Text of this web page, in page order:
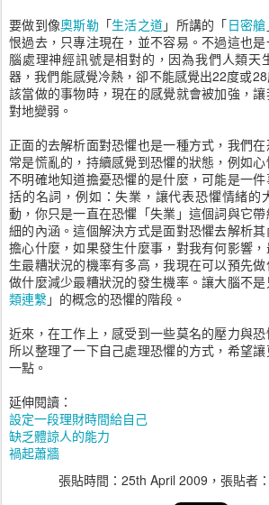
要做到像奧斯勒 「生活之道」所講的「日密艙
恨過去，只專注現在，並不容易。不過這也
腦處理神經訊號是相對的，因為我們人類天
器，我們能感覺冷熱，卻不能感覺出22度或
該當做的事物時，現在的感覺就會被加強，
對地變弱。
正面的去解析面對恐懼也是一種方式，我們
常是慌亂的，持續感覺到恐懼的狀態，例如
不明確地知道擔憂恐懼的是什麼，可能是一
括的名詞，例如：失業，讓代表恐懼情緒的
動，你只是一直在恐懼「失業」這個詞與它
細的內涵。這個解決方式是面對恐懼去解析
擔心什麼，如果發生什麼事，對我有何影響
生最糟狀況的機率有多高，我現在可以預先
做什麼減少最糟狀況的發生機率。讓大腦不
類連繫」的概念的恐懼的階段。
近來，在工作上，感受到一些莫名的壓力與
所以整理了一下自己處理恐懼的方式，希望
一點。
延伸閱讀：
設定一段理財時間給自己
缺乏體諒人的能力
禍起蕭牆
張貼時間： 25th April 2009 ，張貼者：